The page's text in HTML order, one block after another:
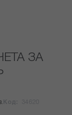
ЗА